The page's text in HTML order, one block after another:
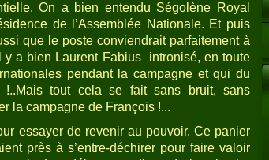
On a bien entendu Ségolène Royal
de l’Assemblée Nationale. Et puis
que le poste conviendrait parfaitement à
y a bien Laurent Fabius
intronisé, en toute
pendant la campagne et qui du
tout cela se fait sans bruit, sans
la campagne de François !...
essayer de revenir au pouvoir. Ce panier
près à s’entre-déchirer pour faire valoir